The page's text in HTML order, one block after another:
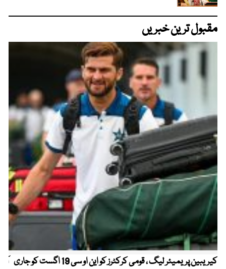
مقبول ترین خبریں
کیریبین پریمیئر لیگ ، قومی کرکٹرز کو این او سی 19 اگست کو جاری